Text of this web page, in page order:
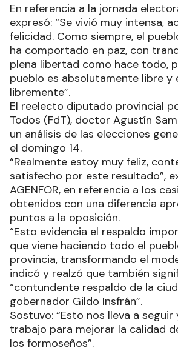
En referencia a la jornada
expresó: “Se vivió muy intensa,
felicidad. Como siempre, el
ha comportado en paz, con
plena libertad como hace todo,
pueblo es absolutamente libre y
libremente”.
El reelecto diputado provincial
Todos (FdT), doctor Agustín
un análisis de las elecciones
el domingo 14.
“Realmente estoy muy feliz,
satisfecho por este resultado”,
AGENFOR, en referencia a los
obtenidos con una diferencia
puntos a la oposición.
“Esto evidencia el respaldo
que viene haciendo todo el
provincia, transformando el
indicó y realzó que también
“contundente respaldo de la
gobernador Gildo Insfrán”.
Sostuvo: “Esto nos lleva a
trabajo para mejorar la calidad
los formoseños”.